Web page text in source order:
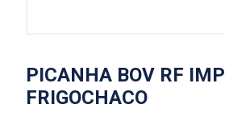
PICANHA BOV RF IMP
FRIGOCHACO